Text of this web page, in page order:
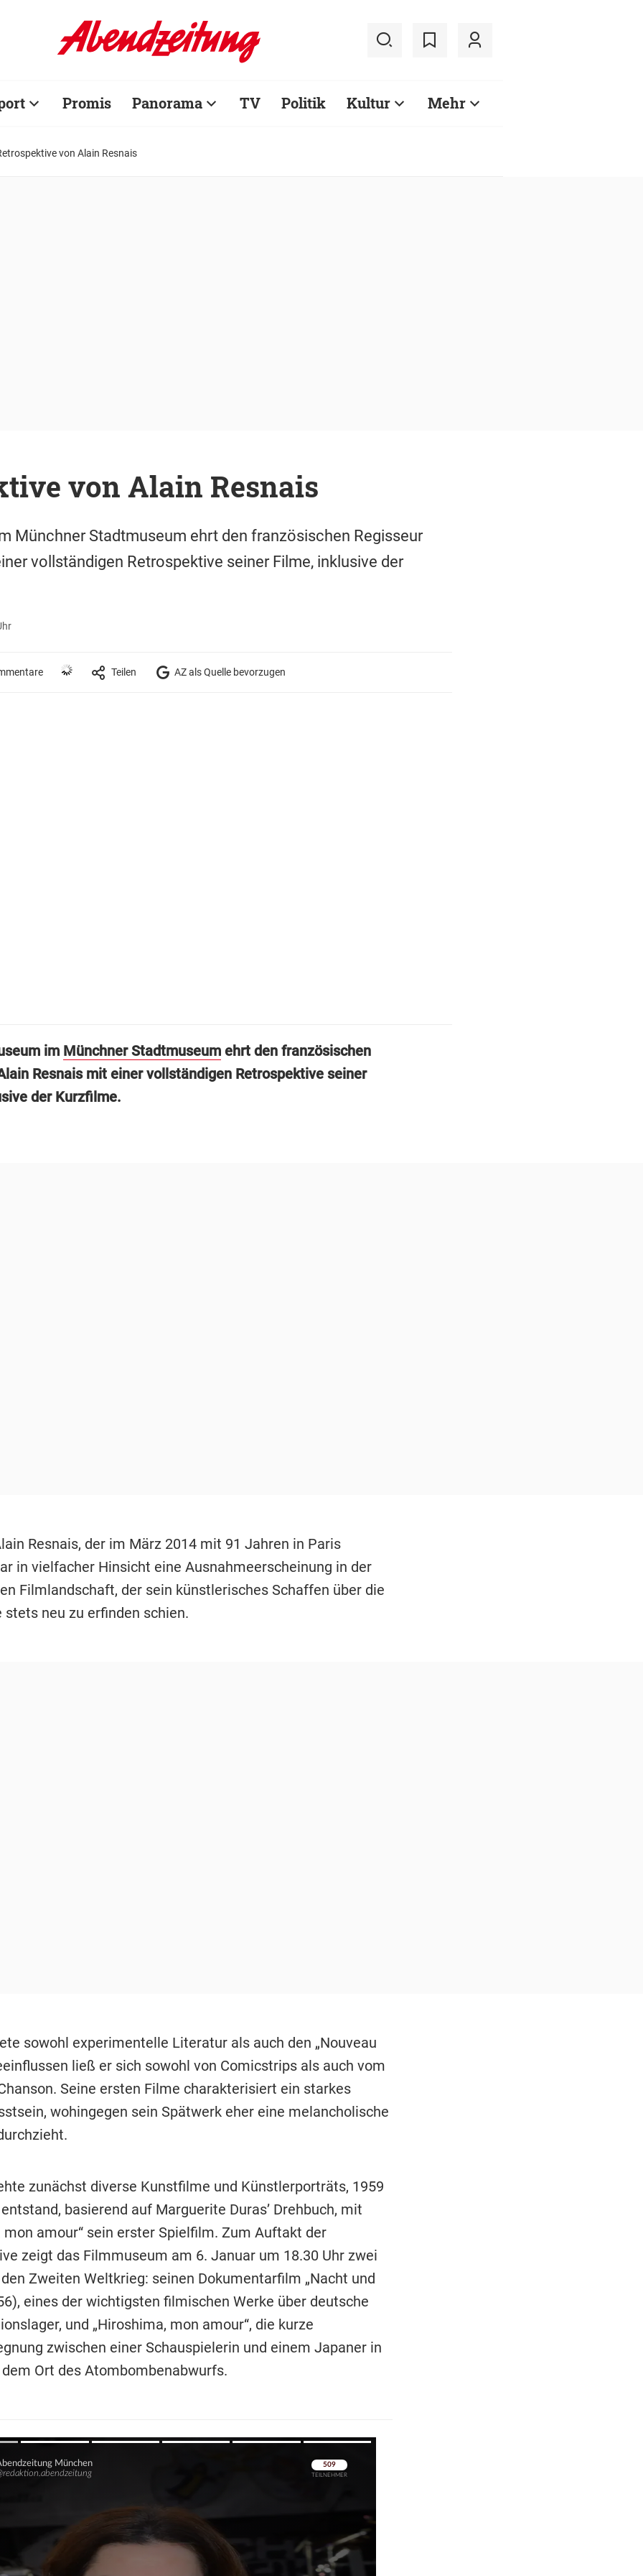
Promis Panorama TV Politik Kultur Mehr
von Alain Resnais
von Alain Resnais
Münchner Stadtmuseum ehrt den französischen Regisseur
vollständigen Retrospektive seiner Filme, inklusive der
Teilen AZ als Quelle bevorzugen
im Münchner Stadtmuseumehrt den französischen
Resnais mit einer vollständigen Retrospektive seiner
der Kurzfilme.
Resnais, der im März 2014 mit 91 Jahren in Paris
in vielfacher Hinsicht eine Ausnahmeerscheinung in der
Filmlandschaft, der sein künstlerisches Schaffen über die
stets neu zu erfinden schien.
sowohl experimentelle Literatur als auch den „Nouveau
ließ er sich sowohl von Comicstrips als auch vom
Seine ersten Filme charakterisiert ein starkes
wohingegen sein Spätwerk eher eine melancholische
zunächst diverse Kunstfilme und Künstlerporträts, 1959
basierend auf Marguerite Duras’ Drehbuch, mit
mon amour“ sein erster Spielfilm. Zum Auftakt der
zeigt das Filmmuseum am 6. Januar um 18.30 Uhr zwei
Zweiten Weltkrieg: seinen Dokumentarfilm „Nacht und
eines der wichtigsten filmischen Werke über deutsche
und „Hiroshima, mon amour“, die kurze
zwischen einer Schauspielerin und einem Japaner in
Ort des Atombombenabwurfs.
Überspringen